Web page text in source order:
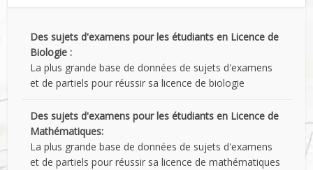
Des sujets d'examens pour les étudiants en Licence de
Biologie :
La plus grande base de données de sujets d'examens
et de partiels pour réussir sa licence de biologie
Des sujets d'examens pour les étudiants en Licence de
Mathématiques:
La plus grande base de données de sujets d'examens
et de partiels pour réussir sa licence de mathématiques